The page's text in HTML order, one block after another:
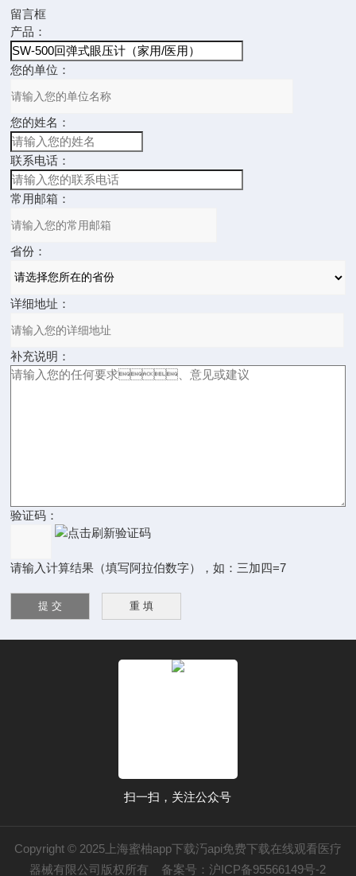
留言框
产品：
您的单位：
您的姓名：
联系电话：
常用邮箱：
省份：
详细地址：
补充说明：
验证码：
请输入计算结果（填写阿拉伯数字），如：三加四=7
扫一扫，关注公众号
Copyright © 2025上海蜜柚app下载汅api免费下载在线观看医疗
器械有限公司版权所有 备案号：沪ICP备95566149号-2